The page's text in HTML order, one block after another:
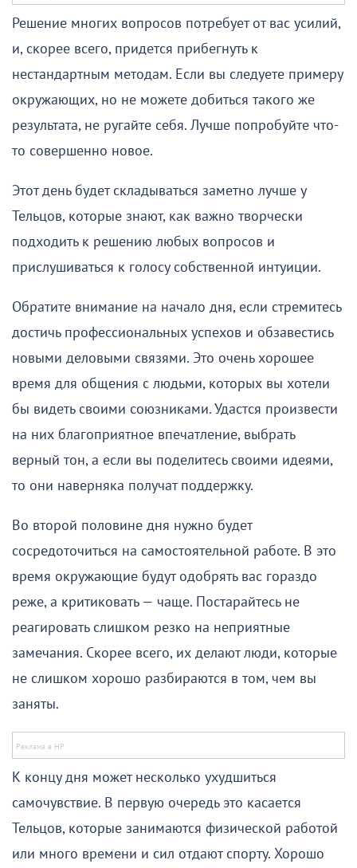
Решение многих вопросов потребует от вас усилий,
и, скорее всего, придется прибегнуть к
нестандартным методам. Если вы следуете примеру
окружающих, но не можете добиться такого же
результата, не ругайте себя. Лучше попробуйте что-
то совершенно новое.
Этот день будет складываться заметно лучше у
Тельцов, которые знают, как важно творчески
подходить к решению любых вопросов и
прислушиваться к голосу собственной интуиции.
Обратите внимание на начало дня, если стремитесь
достичь профессиональных успехов и обзавестись
новыми деловыми связями. Это очень хорошее
время для общения с людьми, которых вы хотели
бы видеть своими союзниками. Удастся произвести
на них благоприятное впечатление, выбрать
верный тон, а если вы поделитесь своими идеями,
то они наверняка получат поддержку.
Во второй половине дня нужно будет
сосредоточиться на самостоятельной работе. В это
время окружающие будут одобрять вас гораздо
реже, а критиковать — чаще. Постарайтесь не
реагировать слишком резко на неприятные
замечания. Скорее всего, их делают люди, которые
не слишком хорошо разбираются в том, чем вы
заняты.
К концу дня может несколько ухудшиться
самочувствие. В первую очередь это касается
Тельцов, которые занимаются физической работой
или много времени и сил отдают спорту. Хорошо